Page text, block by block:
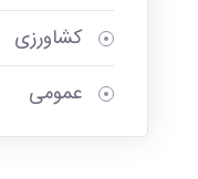
کشاورزی
عمومی